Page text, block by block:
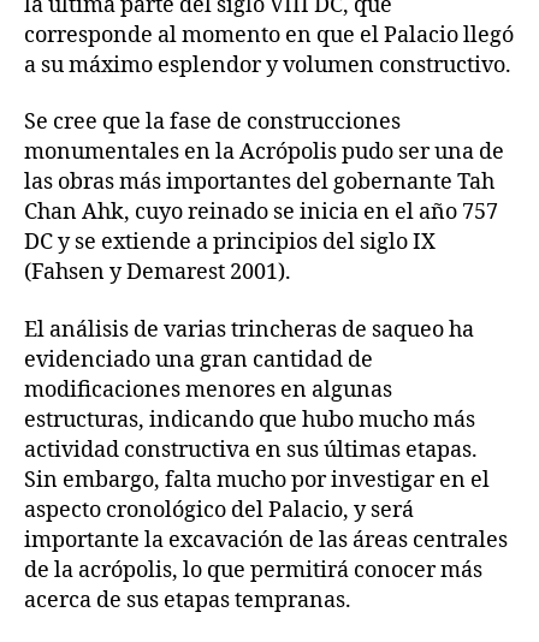
corresponde al momento en que el Palacio llegó
a su máximo esplendor y volumen constructivo.
Se cree que la fase de construcciones
monumentales en la Acrópolis pudo ser una de
las obras más importantes del gobernante Tah
Chan Ahk, cuyo reinado se inicia en el año 757
DC y se extiende a principios del siglo IX
(Fahsen y Demarest 2001).
El análisis de varias trincheras de saqueo ha
evidenciado una gran cantidad de
modificaciones menores en algunas
estructuras, indicando que hubo mucho más
actividad constructiva en sus últimas etapas.
Sin embargo, falta mucho por investigar en el
aspecto cronológico del Palacio, y será
importante la excavación de las áreas centrales
de la acrópolis, lo que permitirá conocer más
acerca de sus etapas tempranas.